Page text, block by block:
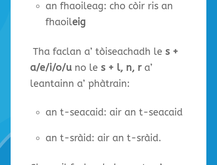
an fhaoileag: cho còir ris an
fhaoileig
Tha faclan a’ tòiseachadh les +
a/e/i/o/u no le s + l, n, r a’
leantainn a’ phàtrain:
an t-seacaid: air an t-seacaid
an t-sràid: air an t-sràid.